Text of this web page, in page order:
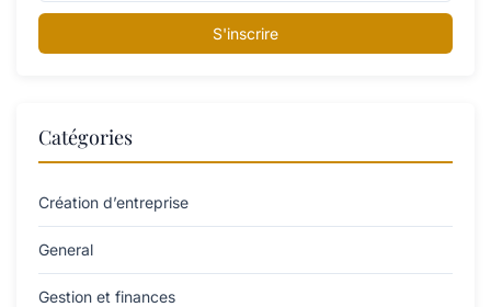
S'inscrire
Catégories
Création d’entreprise
General
Gestion et finances